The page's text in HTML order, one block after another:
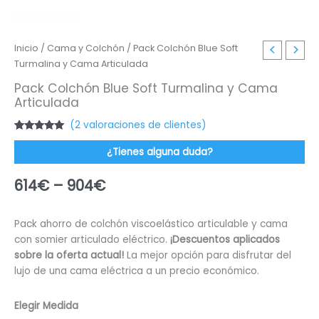
Inicio / Cama y Colchón / Pack Colchón Blue Soft
Turmalina y Cama Articulada
Pack Colchón Blue Soft Turmalina y Cama
Articulada
Valorado
2
valoraciones
de clientes
(2valoraciones de clientes)
¿Tienes alguna duda?
614€– 904€
Pack ahorro de colchón viscoelástico articulable y cama
con somier articulado eléctrico. ¡Descuentos aplicados
sobre la oferta actual! La mejor opción para disfrutar del
lujo de una cama eléctrica a un precio económico.
Elegir Medida